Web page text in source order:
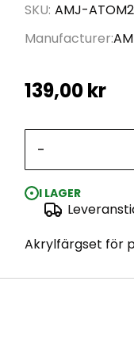
SKU AMJ-
Manufacturer
139,00 kr
-
I LAGER
Akrylfärgset för